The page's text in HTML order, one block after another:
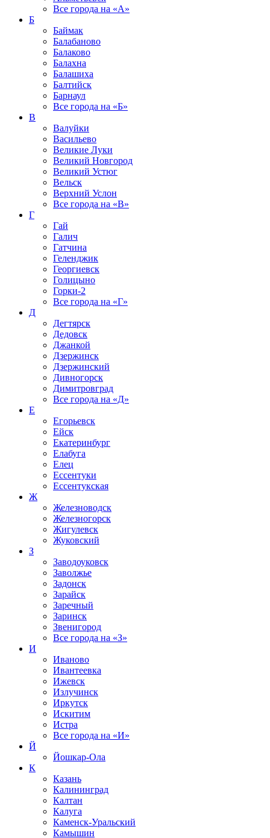
Все города на «А»
Б
Баймак
Балабаново
Балаково
Балахна
Балашиха
Балтийск
Барнаул
Все города на «Б»
В
Валуйки
Васильево
Великие Луки
Великий Новгород
Великий Устюг
Вельск
Верхний Услон
Все города на «В»
Г
Гай
Галич
Гатчина
Геленджик
Георгиевск
Голицыно
Горки-2
Все города на «Г»
Д
Дегтярск
Дедовск
Джанкой
Дзержинск
Дзержинский
Дивногорск
Димитровград
Все города на «Д»
Е
Егорьевск
Ейск
Екатеринбург
Елабуга
Елец
Ессентуки
Ессентукская
Ж
Железноводск
Железногорск
Жигулевск
Жуковский
З
Заводоуковск
Заволжье
Задонск
Зарайск
Заречный
Заринск
Звенигород
Все города на «З»
И
Иваново
Ивантеевка
Ижевск
Излучинск
Иркутск
Искитим
Истра
Все города на «И»
Й
Йошкар-Ола
К
Казань
Калининград
Калтан
Калуга
Каменск-Уральский
Камышин